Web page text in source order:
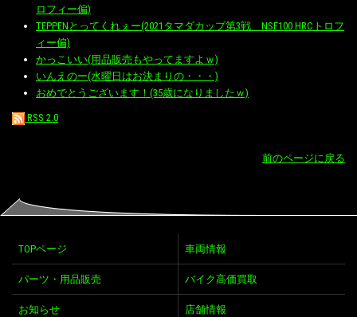
ロフィー偏)
TEPPENとってくれぇー(2021タマダカップ第3戦 NSF100 HRCトロフ
ィー偏)
かっこいい(用品販売もやってますよｗ)
いんえのー(水曜日はお決まりの・・・)
おめでとうございます！(35歳になりましたｗ)
RSS 2.0
前のページに戻る
TOPページ 車両情報
パーツ・用品販売 バイク高価買取
お知らせ 店舗情報